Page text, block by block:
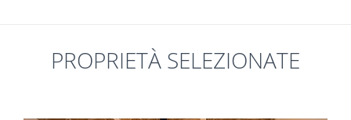
PROPRIETÀ SELEZIONATE